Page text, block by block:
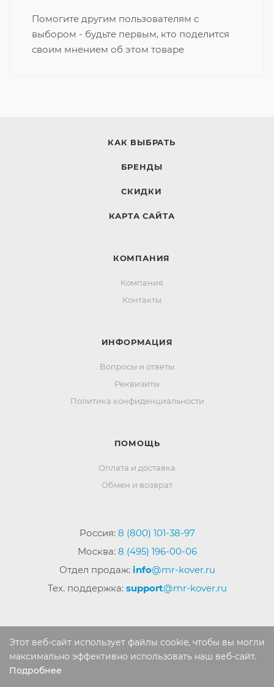
Помогите другим пользователям с
выбором - будьте первым, кто поделится
своим мнением об этом товаре
КАК ВЫБРАТЬ
БРЕНДЫ
СКИДКИ
КАРТА САЙТА
КОМПАНИЯ
Компания
Контакты
ИНФОРМАЦИЯ
Вопросы и ответы
Реквизиты
Политика конфиденциальности
ПОМОЩЬ
Оплата и доставка
Обмен и возврат
Россия: 8 (800) 101-38-97
Москва: 8 (495) 196-00-06
Отдел продаж: info@mr-kover.ru
Тех. поддержка: support@mr-kover.ru
2022-2026 © Интернет магазинMR-KOVER.RU
Авторские права защищены. Воспроизведение
материалов сайта без письменного разрешения
Этот веб-сайт использует файлы cookie, чтобы вы могли
максимально эффективно использовать наш веб-сайт.
Подробнее